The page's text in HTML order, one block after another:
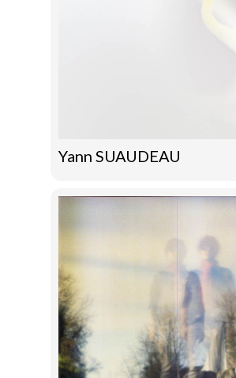
Yann SUAUDEAU